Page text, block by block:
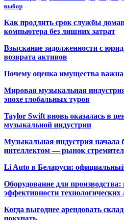
выбор
Как продлить срок службы
компьютера без лишних затрат
Взыскание задолженности с
возврата активов
Почему оценка имущества
Мировая музыкальная
эпохе глобальных туров
Taylor Swift вновь оказалась в
музыкальной индустрии
Музыкальная индустрия начала
интеллектом — рынок
Li Auto в Беларуси:
Оборудование для
эффективности технологических
Когда выгоднее арендовать
покупать